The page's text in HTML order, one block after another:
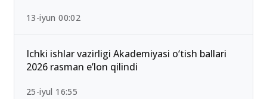
13-iyun 00:02
Ichki ishlar vazirligi Akademiyasi o‘tish ballari
2026 rasman e’lon qilindi
25-iyul 16:55